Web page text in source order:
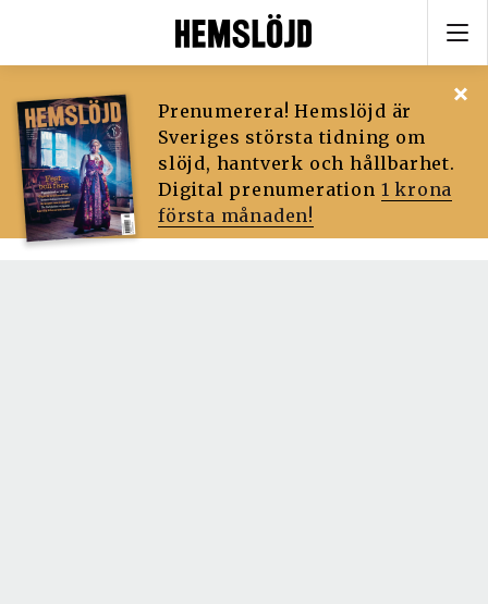
Prenumerera! Hemslöjd är
Sveriges största tidning om
slöjd, hantverk och hållbarhet.
Digital prenumeration 1 krona
första månaden!